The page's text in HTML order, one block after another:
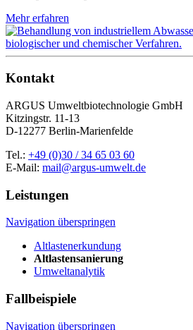
Mehr erfahren
Kontakt
ARGUS Umweltbiotechnologie GmbH
Kitzingstr. 11-13
D-12277 Berlin-Marienfelde
Tel.: +49 (0)30 / 34 65 03 60
E-Mail: mail@argus-umwelt.de
Leistungen
Navigation überspringen
Altlastenerkundung
Altlastensanierung
Umweltanalytik
Fallbeispiele
Navigation überspringen